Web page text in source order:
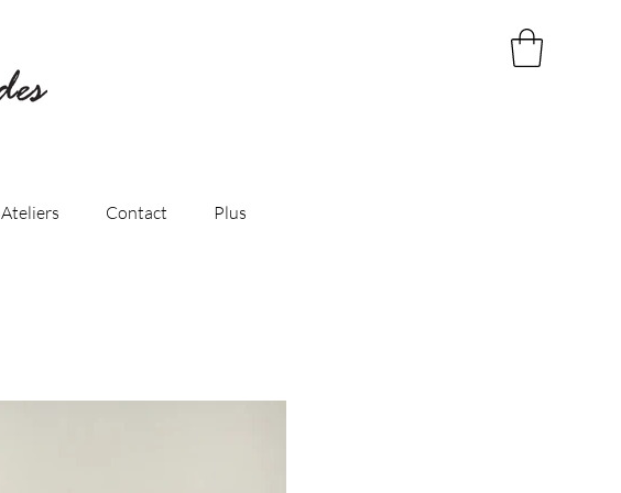
Ateliers Contact Plus